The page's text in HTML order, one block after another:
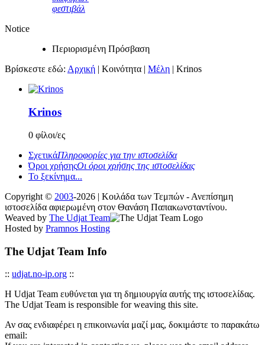
φεστιβάλ
Notice
Περιορισμένη Πρόσβαση
Βρίσκεστε εδώ: Αρχική | Κοινότητα | Μέλη | Krinos
Krinos
0 φίλοι/ες
ΣχετικάΠληροφορίες για την ιστοσελίδα
Όροι χρήσηςΟι όροι χρήσης της ιστοσελίδας
Το ξεκίνημα...
Copyright © 2003-2026 | Κοιλάδα των Τεμπών - Ανεπίσημη
ιστοσελίδα αφιερωμένη στον Θανάση Παπακωνσταντίνου.
Weaved by The Udjat Team
Hosted by Pramnos Hosting
The Udjat Team Info
:: udjat.no-ip.org ::
Η Udjat Team ευθύνεται για τη δημιουργία αυτής της ιστοσελίδας.
The Udjat Team is responsible for weaving this site.
Αν σας ενδιαφέρει η επικοινωνία μαζί μας, δοκιμάστε το παρακάτω
email: